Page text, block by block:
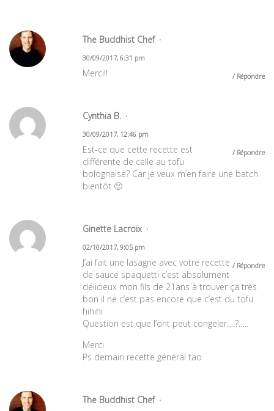
The Buddhist Chef
30/09/2017, 6:31 pm
Répondre
Merci!!
Cynthia B.
30/09/2017, 12:46 pm
Répondre
Est-ce que cette recette est
différente de celle au tofu
bolognaise? Car je veux m’en faire une batch
bientôt 🙂
Ginette Lacroix
02/10/2017, 9:05 pm
Répondre
J’ai fait une lasagne avec votre recette
de sauce spaquetti c’est absolument
délicieux mon fils de 21ans à trouver ça très
bon il ne c’est pas encore que c’est du tofu
hihihi
Question est que l’ont peut congeler….?…..
Merci
Ps demain recette général tao
The Buddhist Chef